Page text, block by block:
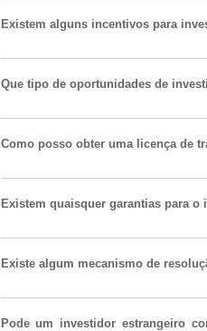
Existem alguns incentivos para
Que tipo de oportunidades de
Como posso obter uma licença de
Existem quaisquer garantias para o
Existe algum mecanismo de
Pode um investidor estrangeiro